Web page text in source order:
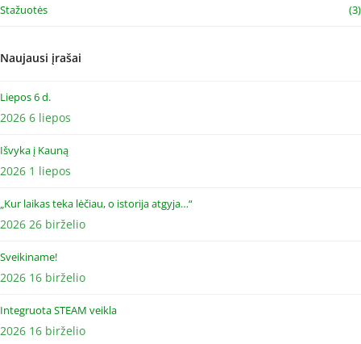
Stažuotės (3)
Naujausi įrašai
Liepos 6 d.
2026 6 liepos
Išvyka į Kauną
2026 1 liepos
„Kur laikas teka lėčiau, o istorija atgyja…“
2026 26 birželio
Sveikiname!
2026 16 birželio
Integruota STEAM veikla
2026 16 birželio